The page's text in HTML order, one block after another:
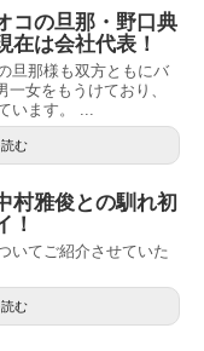
コの旦那・野口典
在は会社代表！
旦那様も双方ともにバ
女をもうけており、
います。 ...
む
村雅俊との馴れ初
！
いてご紹介させていた
む